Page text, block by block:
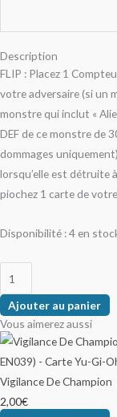
Description
FLIP : Placez 1
votre adversaire (si un
monstre qui inclut «
DEF de ce monstre de
dommages
lorsqu’elle est détruite
piochez 1 carte de
Disponibilité :4 en
Ajouter au panier
Vous aimerez aussi
Vigilance De Champion
2,00€